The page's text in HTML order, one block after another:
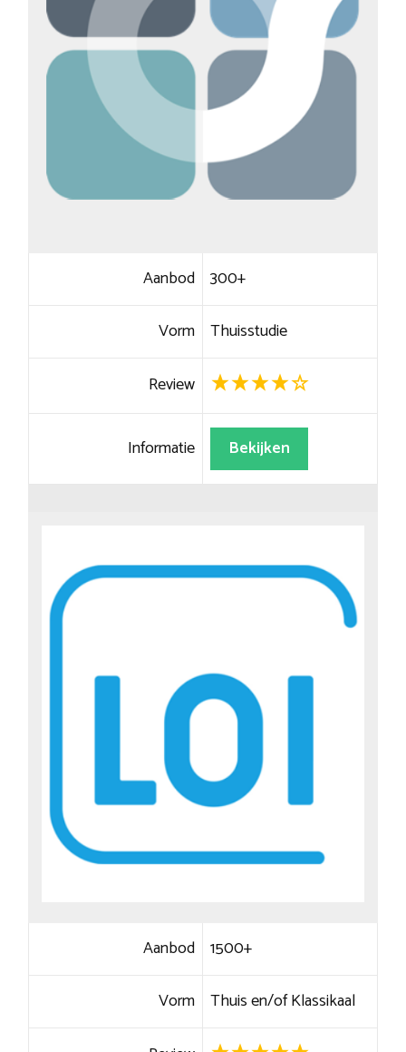
Aanbod 300+
Vorm Thuisstudie
Review
Informatie Bekijken
Aanbod 1500+
Vorm Thuis en/of Klassikaal